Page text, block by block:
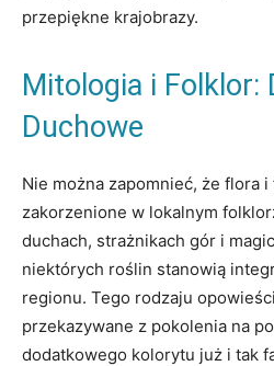
przepiękne krajobrazy.
Mitologia i Folklor:
Duchowe
Nie można zapomnieć, że flora i
zakorzenione w lokalnym
duchach, strażnikach gór i
niektórych roślin stanowią
regionu. Tego rodzaju
przekazywane z pokolenia na
dodatkowego kolorytu już i tak